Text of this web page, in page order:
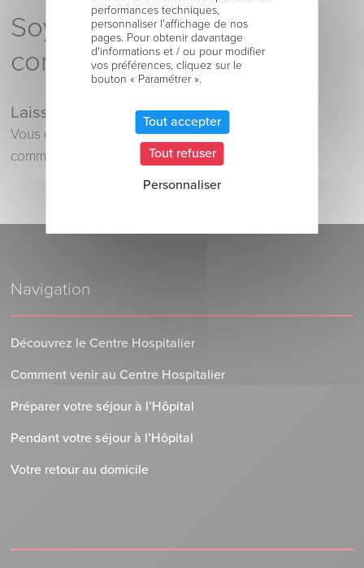
Soyez le premier à
commenter !
Laisser un commentaire
Vous devez vous connecterpour publier un
commentaire.
Navigation
Découvrez le Centre Hospitalier
Comment venir au Centre Hospitalier
Préparer votre séjour à l’Hôpital
Pendant votre séjour à l’Hôpital
Votre retour au domicile
performances techniques,
personnaliser l'affichage de nos
pages. Pour obtenir davantage
d'informations et / ou pour modifier
vos préférences, cliquez sur le
bouton « Paramétrer ».
Tout accepter
Tout refuser
Personnaliser